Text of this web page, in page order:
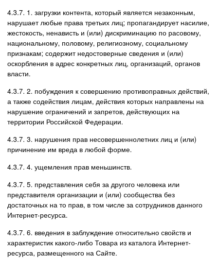
4.3.7. 1. загрузки контента, который является незаконным,
нарушает любые права третьих лиц; пропагандирует насилие,
жестокость, ненависть и (или) дискриминацию по расовому,
национальному, половому, религиозному, социальному
признакам; содержит недостоверные сведения и (или)
оскорбления в адрес конкретных лиц, организаций, органов
власти.
4.3.7. 2. побуждения к совершению противоправных действий,
а также содействия лицам, действия которых направлены на
нарушение ограничений и запретов, действующих на
территории Российской Федерации.
4.3.7. 3. нарушения прав несовершеннолетних лиц и (или)
причинение им вреда в любой форме.
4.3.7. 4. ущемления прав меньшинств.
4.3.7. 5. представления себя за другого человека или
представителя организации и (или) сообщества без
достаточных на то прав, в том числе за сотрудников данного
Интернет-ресурса.
4.3.7. 6. введения в заблуждение относительно свойств и
характеристик какого-либо Товара из каталога Интернет-
ресурса, размещенного на Сайте.